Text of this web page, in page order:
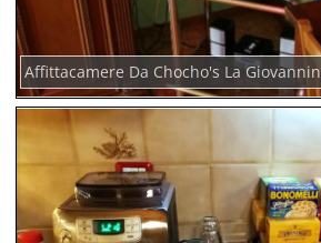
Affittacamere Da Chocho's La